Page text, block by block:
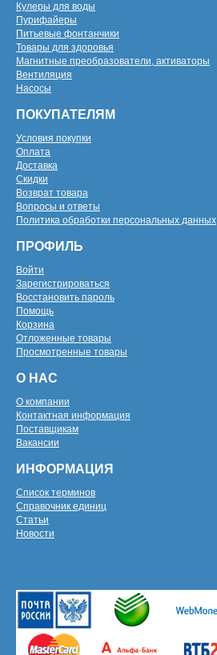
Кулеры для воды
Пурифайеры
Питьевые фонтанчики
Товары для здоровья
Магнитные преобразователи, активаторы
Вентиляция
Насосы
ПОКУПАТЕЛЯМ
Условия покупки
Оплата
Доставка
Скидки
Возврат товара
Вопросы и ответы
Политика обработки персональных данных
ПРОФИЛЬ
Войти
Зарегистрироваться
Восстановить пароль
Помощь
Корзина
Отложенные товары
Просмотренные товары
О НАС
О компании
Контактная информация
Поставщикам
Вакансии
ИНФОРМАЦИЯ
Список терминов
Справочник единиц
Статьи
Новости